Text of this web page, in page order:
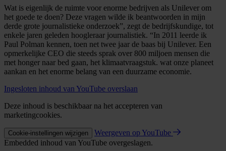
Wat is eigenlijk de ruimte voor enorme bedrijven als Unilever om
het goede te doen? Deze vragen wilde ik beantwoorden in mijn
derde grote journalistieke onderzoek”, zegt de bedrijfskundige, tot
enkele jaren geleden hoogleraar journalistiek. “In 2011 leerde ik
Paul Polman kennen, toen net twee jaar de baas bij Unilever. Een
opmerkelijke CEO die steeds sprak over 800 miljoen mensen die
met honger naar bed gaan, het klimaatvraagstuk. wat onze planeet
aankan en het enorme belang van een duurzame economie.
Ingesloten inhoud van YouTube overslaan
Deze inhoud is beschikbaar na het accepteren van
marketingcookies.
Cookie-instellingen wijzigen
Weergeven op YouTube
Embedded inhoud van YouTube overgeslagen.